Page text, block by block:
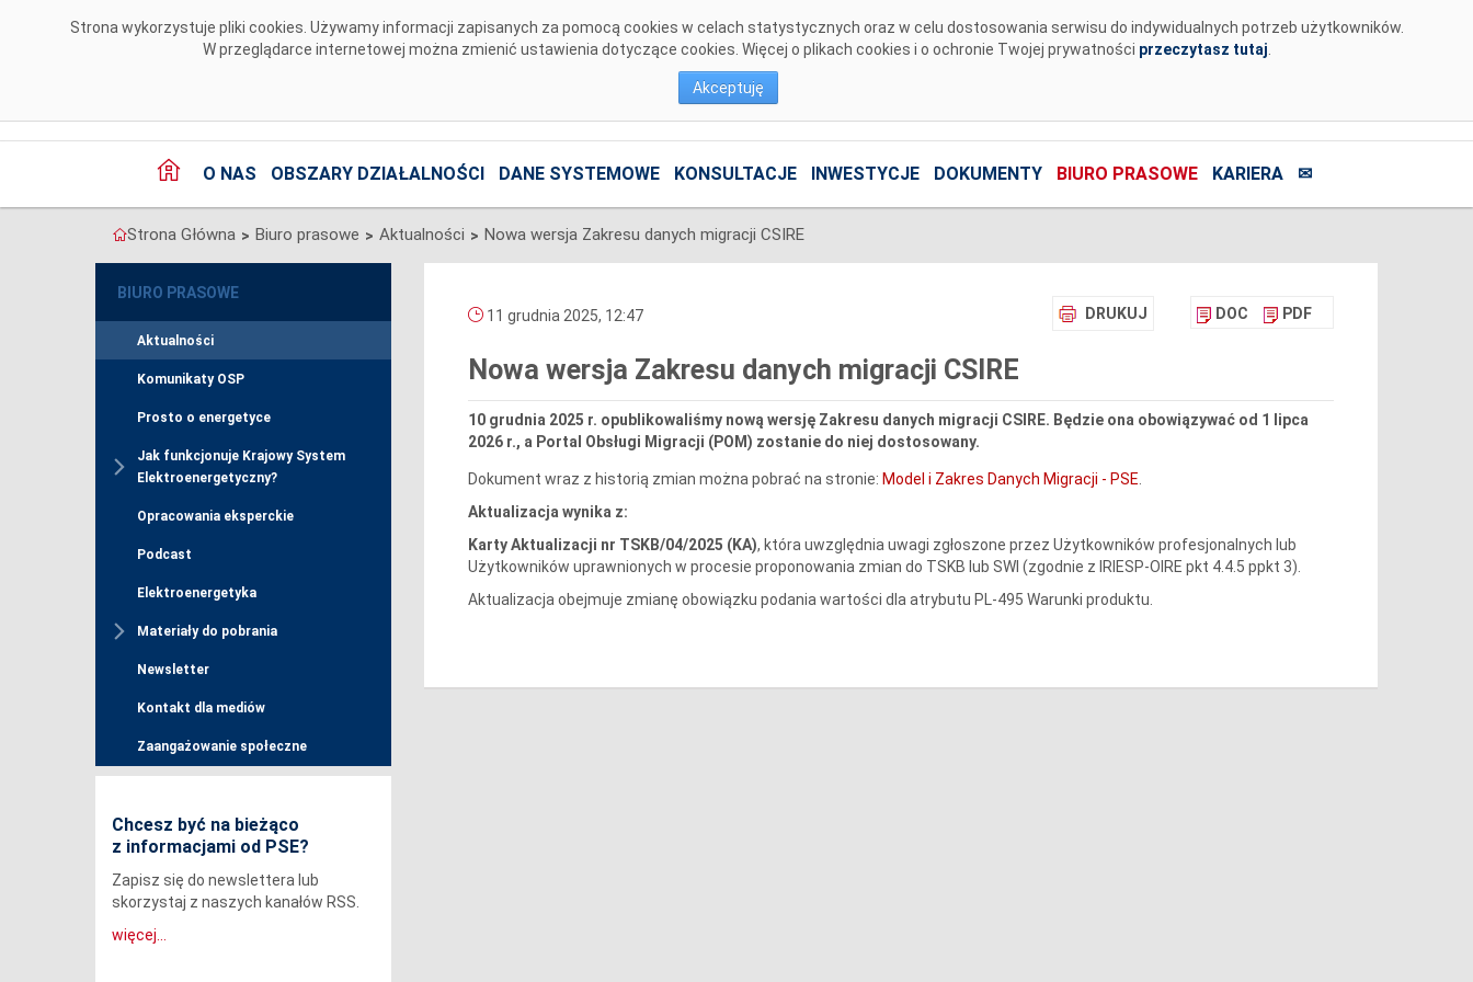
Strona wykorzystuje pliki cookies. Używamy informacji zapisanych za pomocą cookies w celach statystycznych oraz w celu dostosowania serwisu do indywidualnych potrzeb użytkowników.
W przeglądarce internetowej można zmienić ustawienia dotyczące cookies. Więcej o plikach cookies i o ochronie Twojej prywatności przeczytasz tutaj
Akceptuję
O NAS OBSZARY DZIAŁALNOŚCI DANE SYSTEMOWE KONSULTACJE INWESTYCJE DOKUMENTY BIURO PRASOWE KARIERA ✉
Strona Główna > Biuro prasowe > Aktualności > Nowa wersja Zakresu danych migracji CSIRE
BIURO PRASOWE
Aktualności
Komunikaty OSP
Prosto o energetyce
Jak funkcjonuje Krajowy System
Elektroenergetyczny?
Opracowania eksperckie
Podcast
Elektroenergetyka
Materiały do pobrania
Newsletter
Kontakt dla mediów
Zaangażowanie społeczne
Chcesz być na bieżąco
z informacjami od PSE?
Zapisz się do newslettera lub
skorzystaj z naszych kanałów RSS.
więcej...
DRUKUJ DOC PDF
11 grudnia 2025, 12:47
Nowa wersja Zakresu danych migracji CSIRE
10 grudnia 2025 r. opublikowaliśmy nową wersję Zakresu danych migracji CSIRE. Będzie ona obowiązywać od 1 lipca
2026 r., a Portal Obsługi Migracji (POM) zostanie do niej dostosowany.
Dokument wraz z historią zmian można pobrać na stronie: Model i Zakres Danych Migracji - PSE
Aktualizacja wynika z:
KartyAktualizacji nr TSKB/04/2025 (KA), która uwzględnia uwagi zgłoszone przez Użytkowników profesjonalnych lub
Użytkowników uprawnionych w procesie proponowania zmian do TSKB lub SWI (zgodnie z IRIESP-OIRE pkt 4.4.5 ppkt 3).
Aktualizacja obejmuje zmianę obowiązku podania wartości dla atrybutu PL-495 Warunki produktu.